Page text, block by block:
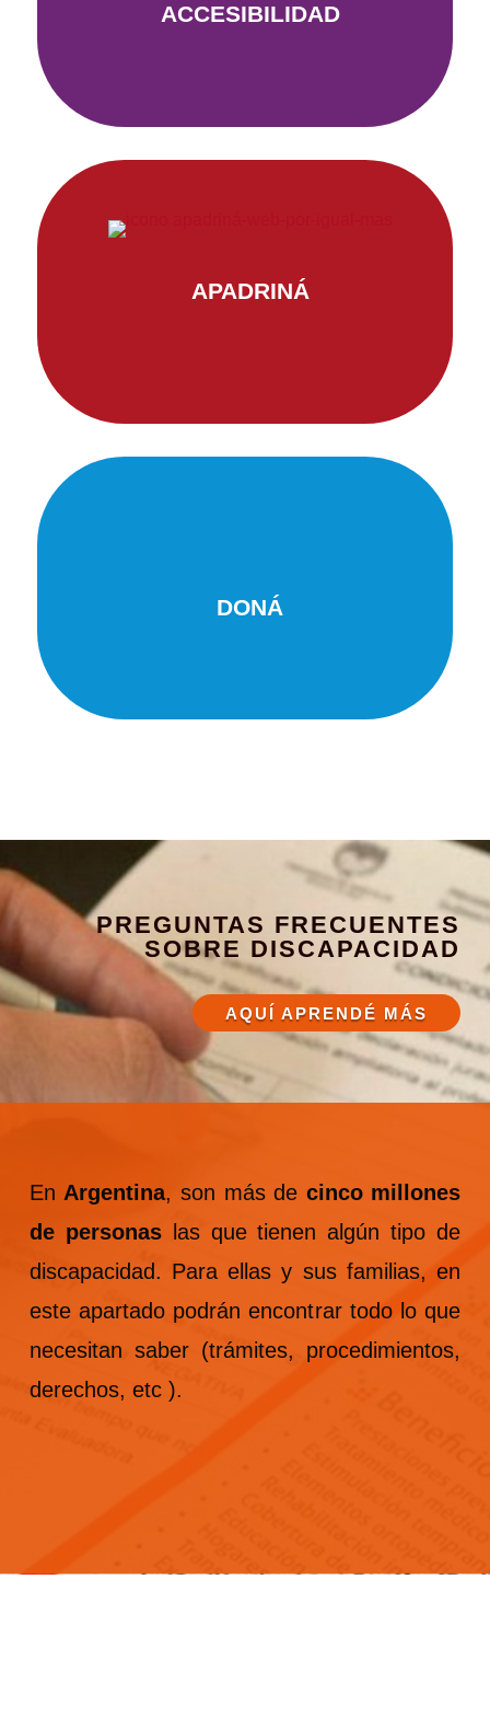
ACCESIBILIDAD
APADRINÁ
DONÁ
PREGUNTAS FRECUENTES
SOBRE DISCAPACIDAD
AQUÍ APRENDÉ MÁS
En Argentina, son más de cinco millones
de personaslas que tienen algún tipo de
discapacidad. Para ellas y sus familias, en
este apartado podrán encontrar todo lo que
necesitan saber (trámites, procedimientos,
derechos, etc ).